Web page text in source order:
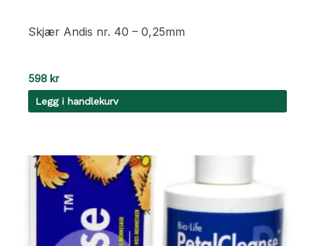
Skjær Andis nr. 40 – 0,25mm
598 kr
Legg i handlekurv